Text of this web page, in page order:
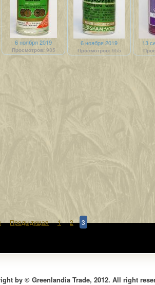
6 ноября 2019
Просмотров:985
6 ноября 2019
Просмотров: 955
13
Предыдущая 1 2 3
by © Greenlandia Trade, 2012. All right